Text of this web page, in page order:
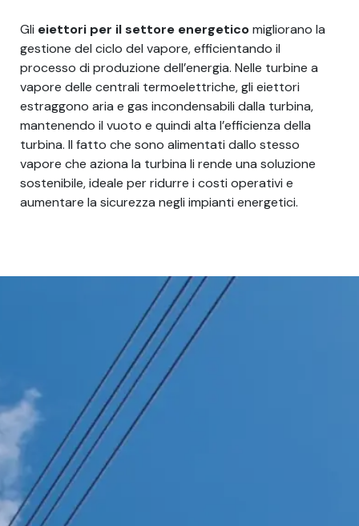
Gli eiettori per il settore energeticomigliorano la
gestione del ciclo del vapore, efficientando il
processo di produzione dell’energia. Nelle turbine a
vapore delle centrali termoelettriche, gli eiettori
estraggono aria e gas incondensabili dalla turbina,
mantenendo il vuoto e quindi alta l’efficienza della
turbina. Il fatto che sono alimentati dallo stesso
vapore che aziona la turbina li rende una soluzione
sostenibile, ideale per ridurre i costi operativi e
aumentare la sicurezza negli impianti energetici.